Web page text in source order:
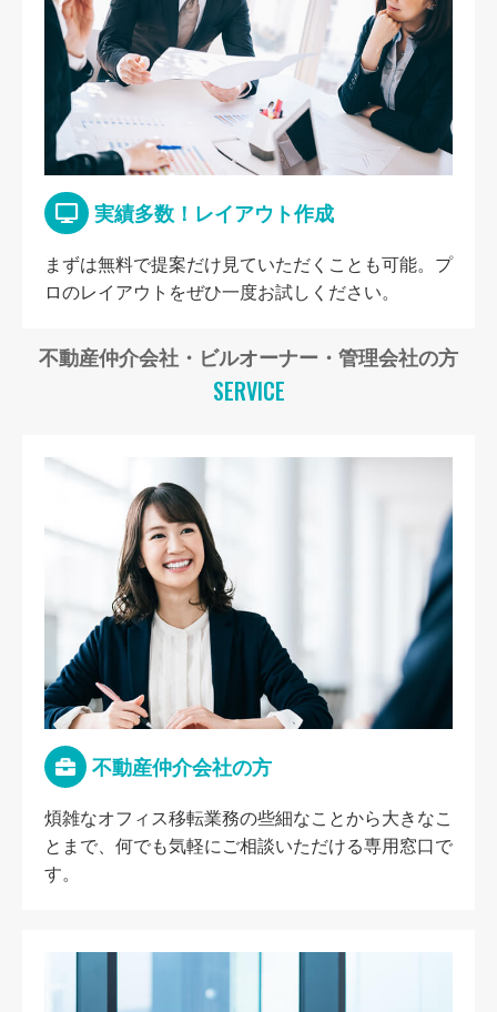
実績多数！レイアウト作成
まずは無料で提案だけ見ていただくことも可能。プ
ロのレイアウトをぜひ一度お試しください。
不動産仲介会社・ビルオーナー・管理会社の方
SERVICE
不動産仲介会社の方
煩雑なオフィス移転業務の些細なことから大きなこ
とまで、何でも気軽にご相談いただける専用窓口で
す。